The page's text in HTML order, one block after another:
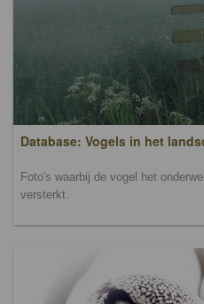
Database: Vogels in het
Foto's waarbij de vogel het
versterkt.